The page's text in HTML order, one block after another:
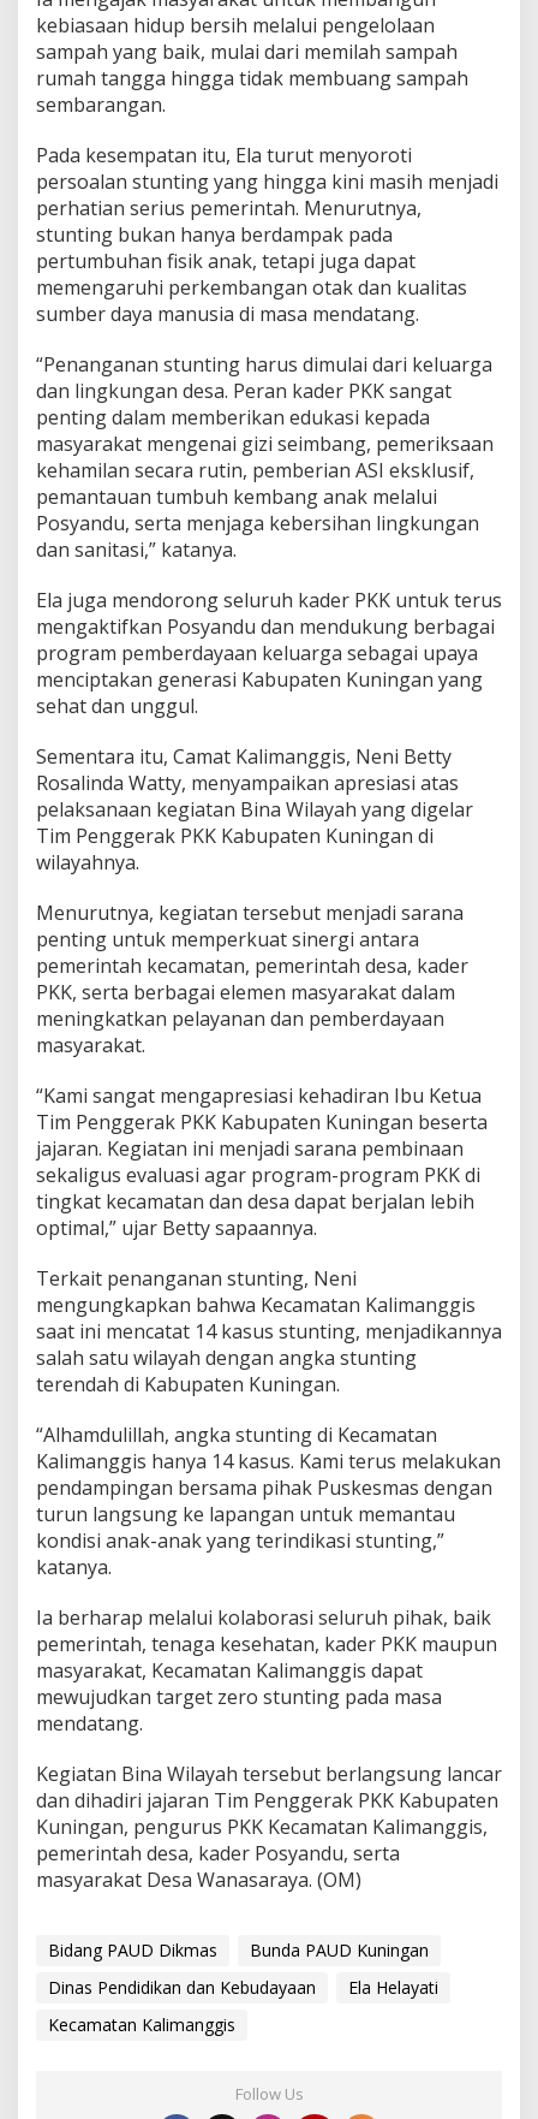
kebiasaan hidup bersih melalui pengelolaan
sampah yang baik, mulai dari memilah sampah
rumah tangga hingga tidak membuang sampah
sembarangan.
Pada kesempatan itu, Ela turut menyoroti
persoalan stunting yang hingga kini masih menjadi
perhatian serius pemerintah. Menurutnya,
stunting bukan hanya berdampak pada
pertumbuhan fisik anak, tetapi juga dapat
memengaruhi perkembangan otak dan kualitas
sumber daya manusia di masa mendatang.
“Penanganan stunting harus dimulai dari keluarga
dan lingkungan desa. Peran kader PKK sangat
penting dalam memberikan edukasi kepada
masyarakat mengenai gizi seimbang, pemeriksaan
kehamilan secara rutin, pemberian ASI eksklusif,
pemantauan tumbuh kembang anak melalui
Posyandu, serta menjaga kebersihan lingkungan
dan sanitasi,” katanya.
Ela juga mendorong seluruh kader PKK untuk terus
mengaktifkan Posyandu dan mendukung berbagai
program pemberdayaan keluarga sebagai upaya
menciptakan generasi Kabupaten Kuningan yang
sehat dan unggul.
Sementara itu, Camat Kalimanggis, Neni Betty
Rosalinda Watty, menyampaikan apresiasi atas
pelaksanaan kegiatan Bina Wilayah yang digelar
Tim Penggerak PKK Kabupaten Kuningan di
wilayahnya.
Menurutnya, kegiatan tersebut menjadi sarana
penting untuk memperkuat sinergi antara
pemerintah kecamatan, pemerintah desa, kader
PKK, serta berbagai elemen masyarakat dalam
meningkatkan pelayanan dan pemberdayaan
masyarakat.
“Kami sangat mengapresiasi kehadiran Ibu Ketua
Tim Penggerak PKK Kabupaten Kuningan beserta
jajaran. Kegiatan ini menjadi sarana pembinaan
sekaligus evaluasi agar program-program PKK di
tingkat kecamatan dan desa dapat berjalan lebih
optimal,” ujar Betty sapaannya.
Terkait penanganan stunting, Neni
mengungkapkan bahwa Kecamatan Kalimanggis
saat ini mencatat 14 kasus stunting, menjadikannya
salah satu wilayah dengan angka stunting
terendah di Kabupaten Kuningan.
“Alhamdulillah, angka stunting di Kecamatan
Kalimanggis hanya 14 kasus. Kami terus melakukan
pendampingan bersama pihak Puskesmas dengan
turun langsung ke lapangan untuk memantau
kondisi anak-anak yang terindikasi stunting,”
katanya.
Ia berharap melalui kolaborasi seluruh pihak, baik
pemerintah, tenaga kesehatan, kader PKK maupun
masyarakat, Kecamatan Kalimanggis dapat
mewujudkan target zero stunting pada masa
mendatang.
Kegiatan Bina Wilayah tersebut berlangsung lancar
dan dihadiri jajaran Tim Penggerak PKK Kabupaten
Kuningan, pengurus PKK Kecamatan Kalimanggis,
pemerintah desa, kader Posyandu, serta
masyarakat Desa Wanasaraya. (OM)
Bidang PAUD Dikmas
Bunda PAUD Kuningan
Dinas Pendidikan dan Kebudayaan
Ela Helayati
Kecamatan Kalimanggis
Follow Us